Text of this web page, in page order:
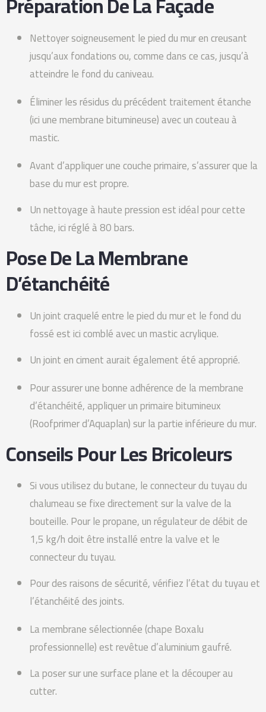
Nettoyer soigneusement le pied du mur en creusant
jusqu’aux fondations ou, comme dans ce cas, jusqu’à
atteindre le fond du caniveau.
Éliminer les résidus du précédent traitement étanche
(ici une membrane bitumineuse) avec un couteau à
mastic.
Avant d’appliquer une couche primaire, s’assurer que la
base du mur est propre.
Un nettoyage à haute pression est idéal pour cette
tâche, ici réglé à 80 bars.
Pose De La Membrane
D’étanchéité
Un joint craquelé entre le pied du mur et le fond du
fossé est ici comblé avec un mastic acrylique.
Un joint en ciment aurait également été approprié.
Pour assurer une bonne adhérence de la membrane
d’étanchéité, appliquer un primaire bitumineux
(Roofprimer d’Aquaplan) sur la partie inférieure du mur.
Conseils Pour Les Bricoleurs
Si vous utilisez du butane, le connecteur du tuyau du
chalumeau se fixe directement sur la valve de la
bouteille. Pour le propane, un régulateur de débit de
1,5 kg/h doit être installé entre la valve et le
connecteur du tuyau.
Pour des raisons de sécurité, vérifiez l’état du tuyau et
l’étanchéité des joints.
La membrane sélectionnée (chape Boxalu
professionnelle) est revêtue d’aluminium gaufré.
La poser sur une surface plane et la découper au
cutter.